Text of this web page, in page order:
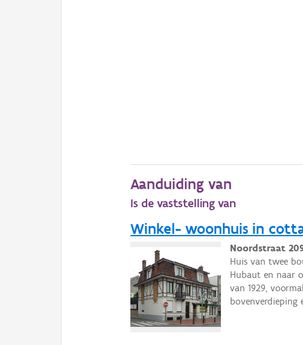
Aanduiding van
Is de vaststelling van
Winkel- woonhuis in
Noordstraat
Huis van twee
Hubaut en naar
van 1929,
bovenverdieping